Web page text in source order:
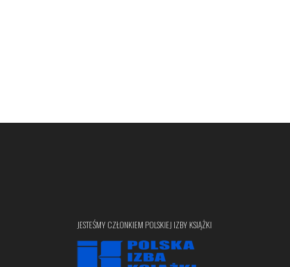
JESTEŚMY CZŁONKIEM POLSKIEJ IZBY KSIĄŻKI